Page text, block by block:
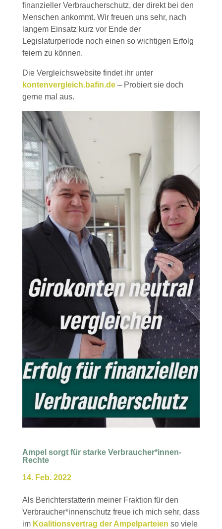
finanzieller Verbraucherschutz, der direkt bei den
Menschen ankommt. Wir freuen uns sehr, nach
langem Einsatz kurz vor Ende der
Legislaturperiode noch einen so wichtigen Erfolg
feiern zu können.
Die Vergleichswebsite findet ihr unter
kontenvergleich.bafin.de– Probiert sie doch
gerne mal aus.
Ampel sorgt für starke Verbraucher*innen-
Rechte
14. Feb. 2022
Als Berichterstatterin meiner Fraktion für den
Verbraucher*innenschutz freue ich mich sehr, dass
im Koalitionsvertrag der Ampelparteien so viele